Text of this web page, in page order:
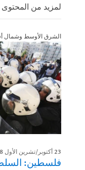
لمزيد من المحتوى
الشرق الأوسط وشمال
23 أكتوبر/تشرين الأول 2018
فلسطين: